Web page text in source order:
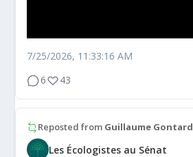
7/25/2026, 11:33:16 AM
6
43
Reposted from Guillaume Gontard
Les Écologistes au Sénat